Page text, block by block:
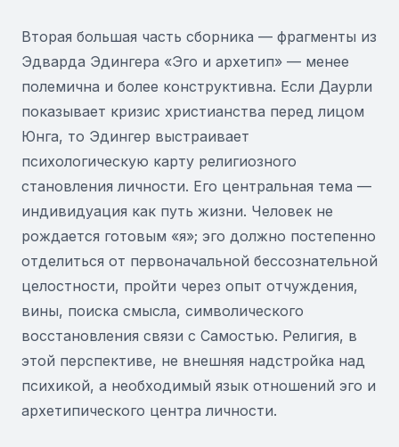
Вторая большая часть сборника — фрагменты из
Эдварда Эдингера «Эго и архетип» — менее
полемична и более конструктивна. Если Даурли
показывает кризис христианства перед лицом
Юнга, то Эдингер выстраивает
психологическую карту религиозного
становления личности. Его центральная тема —
индивидуация как путь жизни. Человек не
рождается готовым «я»; эго должно постепенно
отделиться от первоначальной бессознательной
целостности, пройти через опыт отчуждения,
вины, поиска смысла, символического
восстановления связи с Самостью. Религия, в
этой перспективе, не внешняя надстройка над
психикой, а необходимый язык отношений эго и
архетипического центра личности.